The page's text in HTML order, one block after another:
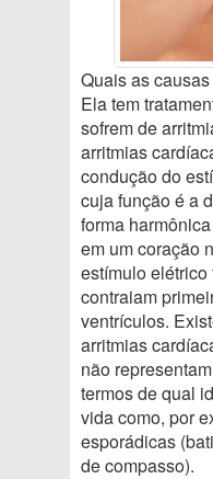
Quais as
Ela tem
sofrem de
arritmias
condução do
cuja função é a
forma
em um coração
estímulo
contraiam
ventrículos.
arritmias
não
termos de qual
vida como, por
esporádicas
de compasso).